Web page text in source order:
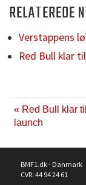
RELATEREDE
Verstappens
Red Bull klar
« Red Bull klar til
launch
BMF1.dk - Danmark
CVR: 44 94 24 61